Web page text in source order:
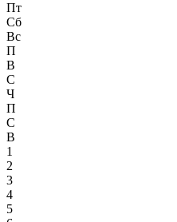
Пт
Сб
Вс
П
В
С
Ч
П
С
В
1
2
3
4
5